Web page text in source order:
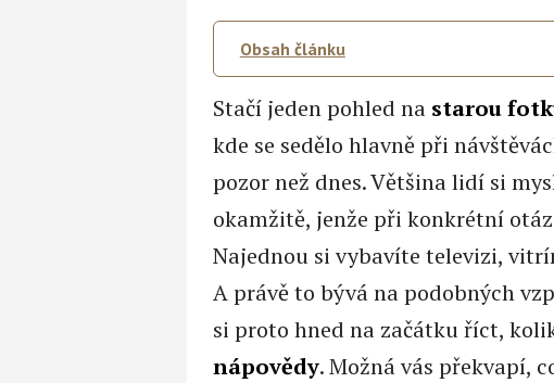
Obsah článku
Stačí jeden pohled na starou
kde se sedělo hlavně při
pozor než dnes. Většina lidí si
okamžitě, jenže při konkrétní
Najednou si vybavíte televizi,
A právě to bývá na podobných
si proto hned na začátku říct,
nápovědy. Možná vás překvapí,